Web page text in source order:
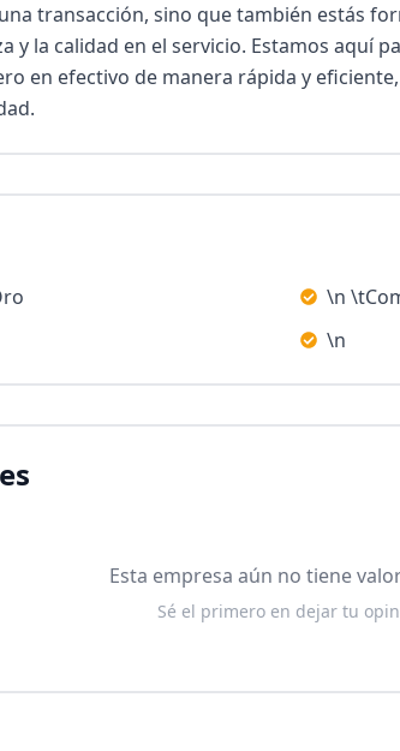
transacción, sino que también estás
y la calidad en el servicio. Estamos aquí
en efectivo de manera rápida y
\n
\n
Esta empresa aún no tiene
Sé el primero en dejar tu